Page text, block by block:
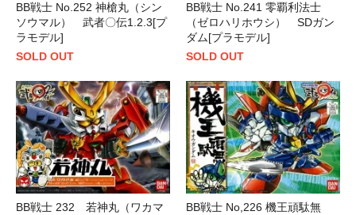
BB戦士 No.252 神槍丸（シン
ソウマル） 武者〇伝1.2.3[プ
ラモデル]
SOLD OUT
BB戦士 No.241 零覇利法士
（ゼロハリホウシ） SDガン
ダム[プラモデル]
SOLD OUT
BB戦士 232 若神丸（ワカマ
BB戦士 No,226 機王頑駄無